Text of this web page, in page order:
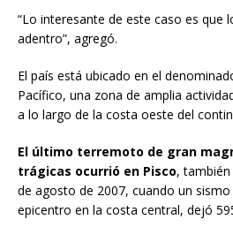
“Lo interesante de este caso es que
adentro”, agregó.
El país está ubicado en el
Pacífico, una zona de amplia
a lo largo de la costa oeste del
El último terremoto de gran
trágicas ocurrió en Pisco,
de agosto de 2007, cuando un
epicentro en la costa central, dejó